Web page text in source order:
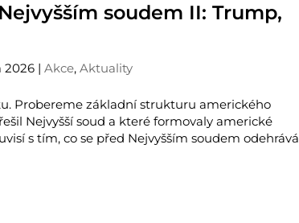
soudem II: Trump,
2026 |Akce,Aktuality
Probereme základní strukturu amerického
Nejvyšší soud a které formovaly americké
s tím, co se před Nejvyšším soudem odehrává